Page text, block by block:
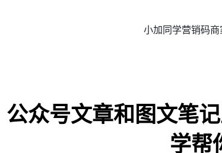
小加同学营销码
公众号文章和图文笔
学帮